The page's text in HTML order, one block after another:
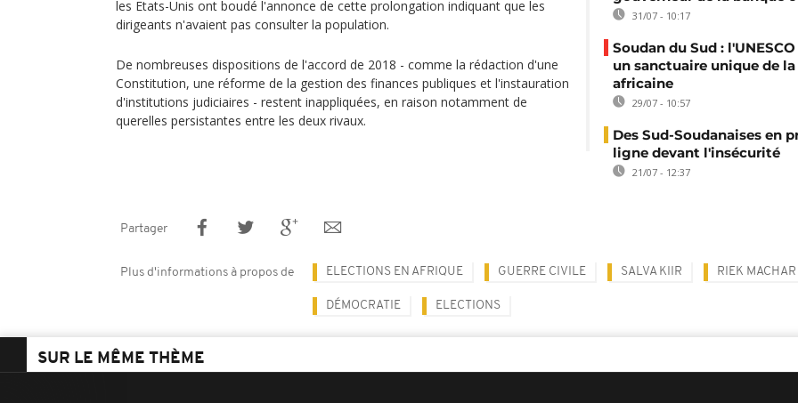
les Etats-Unis ont boudé l'annonce de cette prolongation indiquant que les
dirigeants n'avaient pas consulter la population.
De nombreuses dispositions de l'accord de 2018 - comme la rédaction d'une
Constitution, une réforme de la gestion des finances publiques et l'instauration
d'institutions judiciaires - restent inappliquées, en raison notamment de
querelles persistantes entre les deux rivaux.
31/07 - 10:17
Soudan du Sud :
un sanctuaire unique de
africaine
29/07 - 10:57
Des Sud-Soudanaises en
ligne devant l'insécurité
21/07 - 12:37
Partager
Plus d'informations à propos de ELECTIONS EN AFRIQUE GUERRE CIVILE SALVA KIIR RIEK MACHAR
DÉMOCRATIE ELECTIONS
SUR LE MÊME THÈME